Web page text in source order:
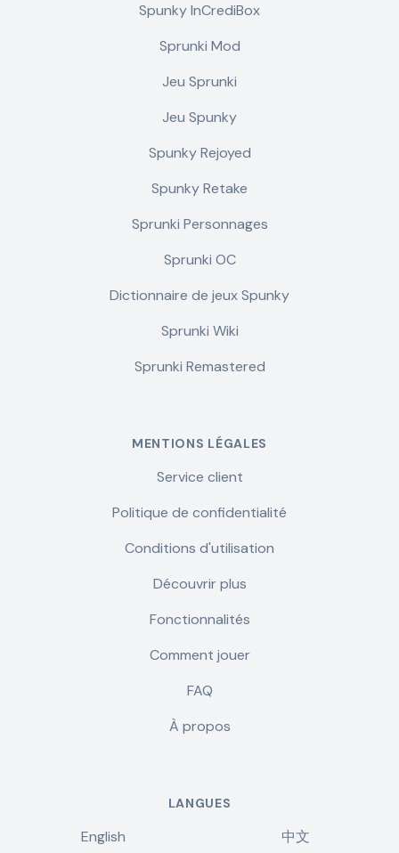
Spunky InCrediBox
Sprunki Mod
Jeu Sprunki
Jeu Spunky
Spunky Rejoyed
Spunky Retake
Sprunki Personnages
Sprunki OC
Dictionnaire de jeux Spunky
Sprunki Wiki
Sprunki Remastered
MENTIONS LÉGALES
Service client
Politique de confidentialité
Conditions d'utilisation
Découvrir plus
Fonctionnalités
Comment jouer
FAQ
À propos
LANGUES
English 中文